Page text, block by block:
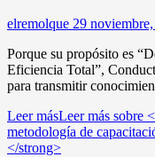
elremolque 29
Porque su propósito es
Eficiencia Total”,
para transmitir
Leer másLeer más sobre
metodología de
</strong>